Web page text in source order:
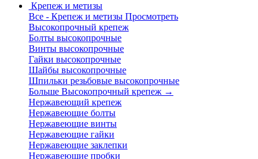
Крепеж и метизы
Все - Крепеж и метизы Просмотреть
Высокопрочный крепеж
Болты высокопрочные
Винты высокопрочные
Гайки высокопрочные
Шайбы высокопрочные
Шпильки резьбовые высокопрочные
Больше Высокопрочный крепеж →
Нержавеющий крепеж
Нержавеющие болты
Нержавеющие винты
Нержавеющие гайки
Нержавеющие заклепки
Нержавеющие пробки